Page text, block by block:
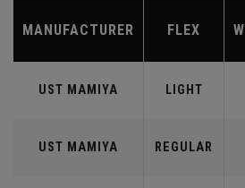
MANUFACTURER FLEX
UST MAMIYA LIGHT
UST MAMIYA REGULAR